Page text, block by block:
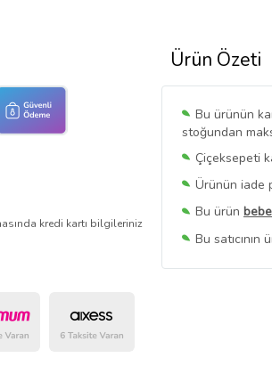
Ürün Özeti
Bu ürünün
stoğundan
Çiçeksepeti
Ürünün iade
Bu ürün
Bu
Bu Satıcının
kredi kartı bilgileriniz